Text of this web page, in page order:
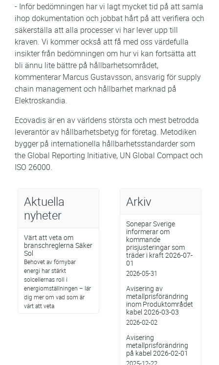
- Inför bedömningen har vi lagt mycket tid på att samla
ihop dokumentation och jobbat hårt på att verifiera och
säkerställa att alla processer vi har lever upp till
kraven. Vi kommer också att få med oss värdefulla
insikter från bedömningen om hur vi kan fortsätta att
bli ännu lite bättre på hållbarhetsområdet,
kommenterar Marcus Gustavsson, ansvarig för supply
chain management och hållbarhet marknad på
Elektroskandia.
Ecovadis är en av världens största och mest betrodda
leverantör av hållbarhetsbetyg för företag. Metodiken
bygger på internationella hållbarhetsstandarder som
the Global Reporting Initiative, UN Global Compact och
ISO 26000.
Aktuella
nyheter
Värt att veta om
branschreglerna Säker
Sol
Behovet av förnybar
energi har stärkt
solcellernas roll i
energiomställningen – lär
dig mer om vad som är
värt att veta
Arkiv
Sonepar Sverige
informerar om
kommande
prisjusteringar som
träder i kraft 2026-07-
01
2026-05-31
Avisering av
metallprisförändring
inom Produktområdet
kabel 2026-03-03
2026-02-02
Avisering
metallprisförändring
på kabel 2026-02-01